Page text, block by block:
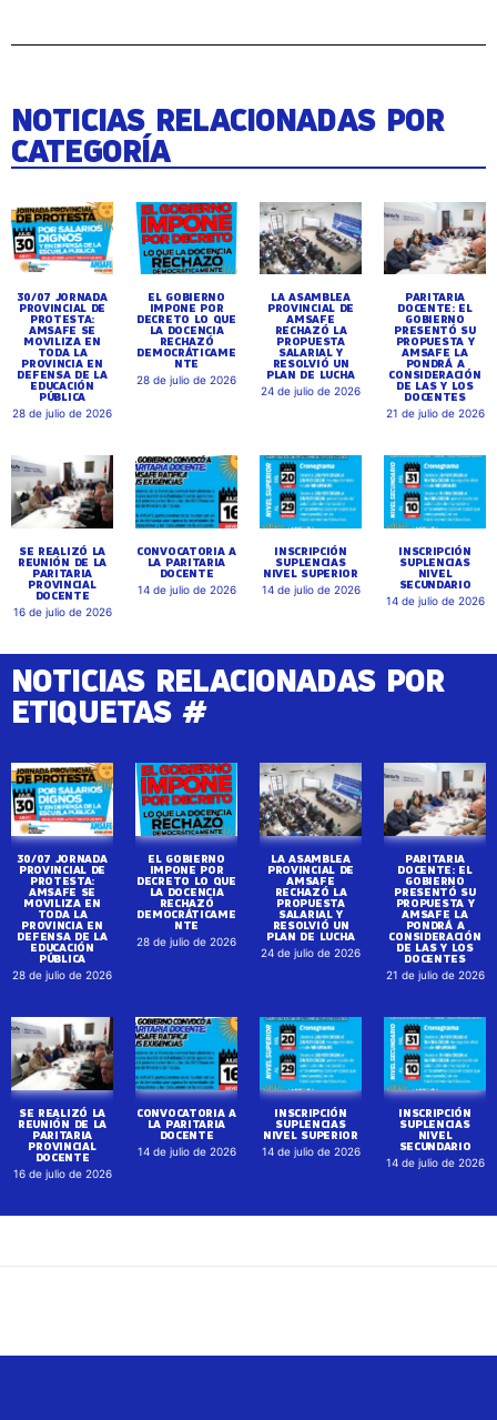
NOTICIAS RELACIONADAS POR
CATEGORÍA
30/07 JORNADA
PROVINCIAL DE
PROTESTA:
AMSAFE SE
MOVILIZA EN
TODA LA
PROVINCIA EN
DEFENSA DE LA
EDUCACIÓN
PÚBLICA
28 de julio de 2026
EL GOBIERNO
IMPONE POR
DECRETO LO QUE
LA DOCENCIA
RECHAZÓ
DEMOCRÁTICAME
NTE
28 de julio de 2026
LA ASAMBLEA
PROVINCIAL DE
AMSAFE
RECHAZÓ LA
PROPUESTA
SALARIAL Y
RESOLVIÓ UN
PLAN DE LUCHA
24 de julio de 2026
PARITARIA
DOCENTE: EL
GOBIERNO
PRESENTÓ SU
PROPUESTA Y
AMSAFE LA
PONDRÁ A
CONSIDERACIÓN
DE LAS Y LOS
DOCENTES
21 de julio de 2026
SE REALIZÓ LA
REUNIÓN DE LA
PARITARIA
PROVINCIAL
DOCENTE
16 de julio de 2026
CONVOCATORIA A
LA PARITARIA
DOCENTE
14 de julio de 2026
INSCRIPCIÓN
SUPLENCIAS
NIVEL SUPERIOR
14 de julio de 2026
INSCRIPCIÓN
SUPLENCIAS
NIVEL
SECUNDARIO
14 de julio de 2026
NOTICIAS RELACIONADAS POR
ETIQUETAS #
30/07 JORNADA
PROVINCIAL DE
PROTESTA:
AMSAFE SE
MOVILIZA EN
TODA LA
PROVINCIA EN
DEFENSA DE LA
EDUCACIÓN
PÚBLICA
28 de julio de 2026
EL GOBIERNO
IMPONE POR
DECRETO LO QUE
LA DOCENCIA
RECHAZÓ
DEMOCRÁTICAME
NTE
28 de julio de 2026
LA ASAMBLEA
PROVINCIAL DE
AMSAFE
RECHAZÓ LA
PROPUESTA
SALARIAL Y
RESOLVIÓ UN
PLAN DE LUCHA
24 de julio de 2026
PARITARIA
DOCENTE: EL
GOBIERNO
PRESENTÓ SU
PROPUESTA Y
AMSAFE LA
PONDRÁ A
CONSIDERACIÓN
DE LAS Y LOS
DOCENTES
21 de julio de 2026
SE REALIZÓ LA
REUNIÓN DE LA
PARITARIA
PROVINCIAL
DOCENTE
16 de julio de 2026
CONVOCATORIA A
LA PARITARIA
DOCENTE
14 de julio de 2026
INSCRIPCIÓN
SUPLENCIAS
NIVEL SUPERIOR
14 de julio de 2026
INSCRIPCIÓN
SUPLENCIAS
NIVEL
SECUNDARIO
14 de julio de 2026